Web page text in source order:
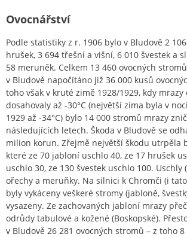
Ovocnářství
Podle statistiky z r. 1906 bylo v Bludově 2
hrušek, 3 694 třešní a višní, 6 010 švestek a
58 meruněk. Celkem 13 460 ovocných
v Bludově napočítáno již 36 000 kusů
toho však v kruté zimě 1928/1929, kdy
dosahovaly až -30°C (největší zima byla v
1929 až -34°C) bylo 14 000 stromů mrazy
následujících letech. Škoda v Bludově se
milion korun. Zřejmě největší škodu utrpěla
které ze 70 jabloní uschlo 40, ze 17 hrušek
uschlo 30, ze 130 švestek uschlo 100. Uschly
ořechy a meruňky. Na silnici k Chromči (i
byly vykáceny veškeré stromy (jabloně,
vysazeny. Ze zachovaných jabloní mrazy
odrůdy tabulové a kožené (Boskopské).
v Bludově 26 281 ovocných stromů – z toho